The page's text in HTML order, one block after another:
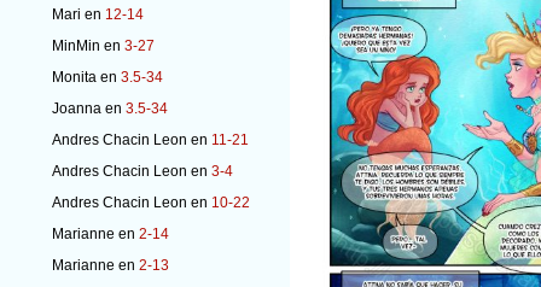
Mari en 12-14
MinMin en 3-27
Monita en 3.5-34
Joanna en 3.5-34
Andres Chacin Leon en 11-21
Andres Chacin Leon en 3-4
Andres Chacin Leon en 10-22
Marianne en 2-14
Marianne en 2-13